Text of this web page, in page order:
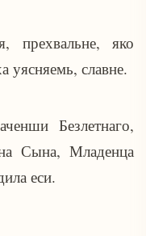
прехвальне, яко
уясняемь, славне.
Безлетнаго,
Сына, Младенца
еси.